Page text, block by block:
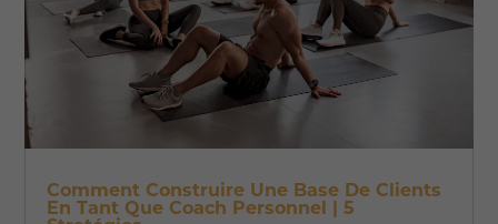
Comment Construire Une Base De Clients
En Tant Que Coach Personnel | 5